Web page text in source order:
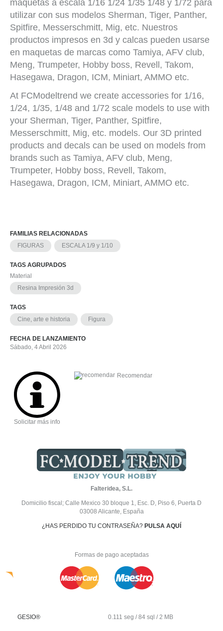
maquetas a escala 1/16 1/24 1/35 1/48 y 1/72 para
utilizar con sus modelos Sherman, Tiger, Panther,
Spitfire, Messerschmitt, Mig, etc. Nuestros
productos impresos en 3d y calcas pueden usarse
en maquetas de marcas como Tamiya, AFV club,
Meng, Trumpeter, Hobby boss, Revell, Takom,
Hasegawa, Dragon, ICM, Miniart, AMMO etc.
At FCModeltrend we create accessories for 1/16,
1/24, 1/35, 1/48 and 1/72 scale models to use with
your Sherman, Tiger, Panther, Spitfire,
Messerschmitt, Mig, etc. models. Our 3D printed
products and decals can be used on models from
brands such as Tamiya, AFV club, Meng,
Trumpeter, Hobby boss, Revell, Takom,
Hasegawa, Dragon, ICM, Miniart, AMMO etc.
FAMILIAS RELACIONADAS
FIGURAS
ESCALA 1/9 y 1/10
TAGS AGRUPADOS
Material
Resina Impresión 3d
TAGS
Cine, arte e historia
Figura
FECHA DE LANZAMIENTO
Sábado, 4 Abril 2026
Solicitar más info
Recomendar
Falteridea, S.L.
Domicilio fiscal; Calle Mexico 30 bloque 1, Esc. D, Piso 6, Puerta D
03008 Alicante, España
¿HAS PERDIDO TU CONTRASEÑA? PULSA AQUÍ
Formas de pago aceptadas
GESIO® 0.111 seg /84 sql / 2 MB